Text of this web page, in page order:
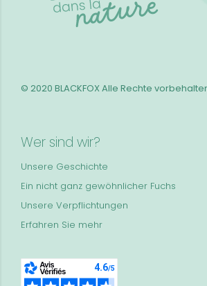
Wer sind wir?
Unsere Geschichte
Ein nicht ganz gewöhnlicher Fuchs
Unsere Verpflichtungen
Erfahren Sie mehr
© 2020 BLACKFOXAlle Rechte